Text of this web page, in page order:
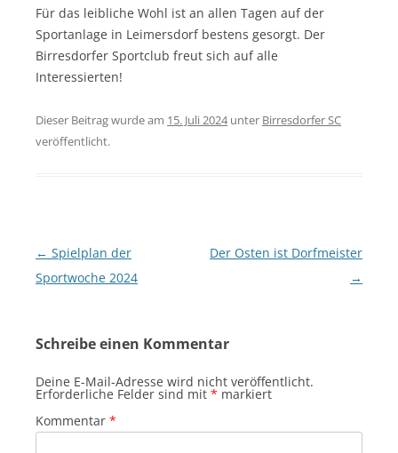
Für das leibliche Wohl ist an allen Tagen auf der
Sportanlage in Leimersdorf bestens gesorgt. Der
Birresdorfer Sportclub freut sich auf alle
Interessierten!
Dieser Beitrag wurde am 15. Juli 2024unter Birresdorfer SC
veröffentlicht.
Beitragsnavigation
← Spielplan der
Sportwoche 2024
Der Osten ist Dorfmeister
→
Schreibe einen Kommentar
Deine E-Mail-Adresse wird nicht veröffentlicht.
Erforderliche Felder sind mit * markiert
Kommentar *